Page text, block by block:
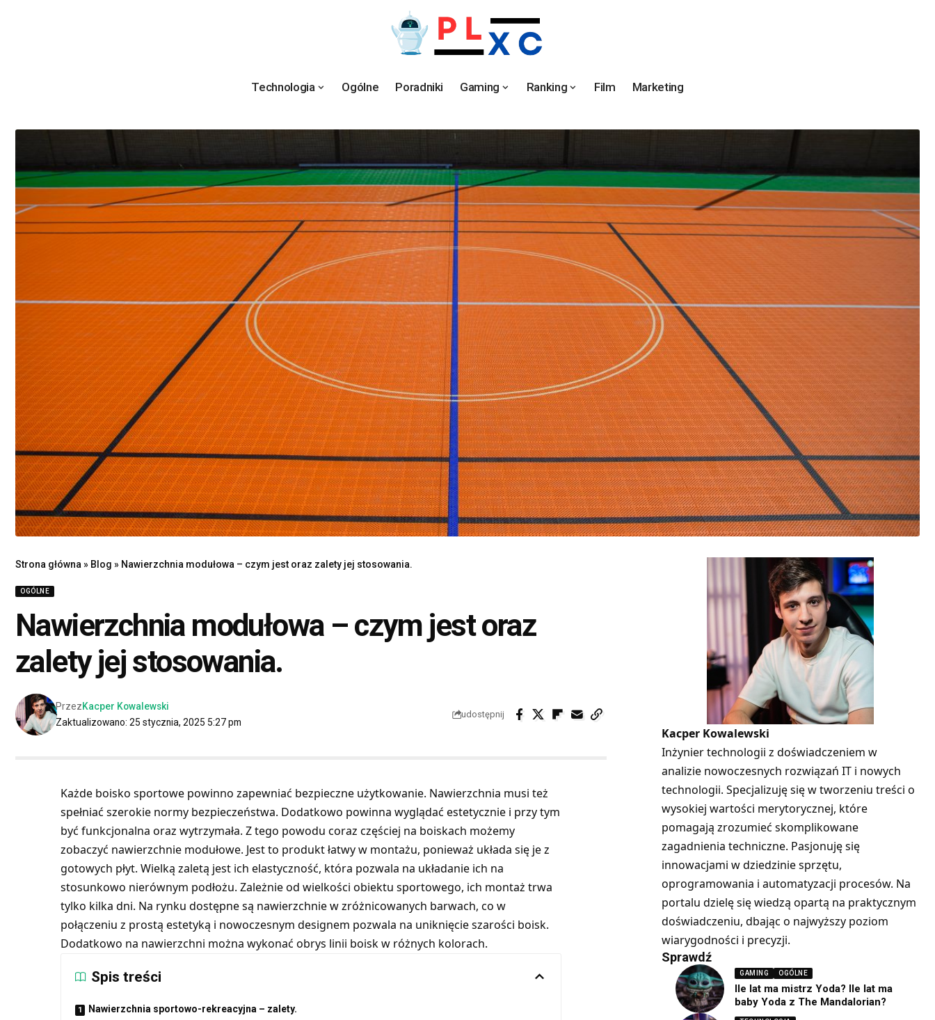
Technologia Ogólne Poradniki Gaming Ranking Film Marketing
Strona główna » Blog » Nawierzchnia modułowa – czym jest oraz zalety jej stosowania.
OGÓLNE
Nawierzchnia modułowa – czym jest oraz
zalety jej stosowania.
Zaktualizowano: 25 stycznia, 2025 5:27 pm
PrzezKacper Kowalewski
udostępnij
Każde boisko sportowe powinno zapewniać bezpieczne użytkowanie. Nawierzchnia musi też
spełniać szerokie normy bezpieczeństwa. Dodatkowo powinna wyglądać estetycznie i przy tym
być funkcjonalna oraz wytrzymała. Z tego powodu coraz częściej na boiskach możemy
zobaczyć nawierzchnie modułowe. Jest to produkt łatwy w montażu, ponieważ układa się je z
gotowych płyt. Wielką zaletą jest ich elastyczność, która pozwala na układanie ich na
stosunkowo nierównym podłożu. Zależnie od wielkości obiektu sportowego, ich montaż trwa
tylko kilka dni. Na rynku dostępne są nawierzchnie w zróżnicowanych barwach, co w
połączeniu z prostą estetyką i nowoczesnym designem pozwala na uniknięcie szarości boisk.
Dodatkowo na nawierzchni można wykonać obrys linii boisk w różnych kolorach.
Spis treści
Nawierzchnia sportowo-rekreacyjna – zalety.
Kacper Kowalewski
Inżynier technologii z doświadczeniem w
analizie nowoczesnych rozwiązań IT i nowych
technologii. Specjalizuję się w tworzeniu treści o
wysokiej wartości merytorycznej, które
pomagają zrozumieć skomplikowane
zagadnienia techniczne. Pasjonuję się
innowacjami w dziedzinie sprzętu,
oprogramowania i automatyzacji procesów. Na
portalu dzielę się wiedzą opartą na praktycznym
doświadczeniu, dbając o najwyższy poziom
wiarygodności i precyzji.
Sprawdź
GAMING OGÓLNE
Ile lat ma mistrz Yoda? Ile lat ma
baby Yoda z The Mandalorian?